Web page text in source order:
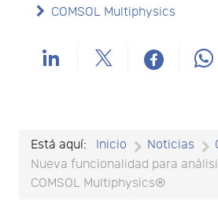
COMSOL Multiphysics
Está aquí: Inicio Noticias
Nueva funcionalidad para
COMSOL Multiphysics®